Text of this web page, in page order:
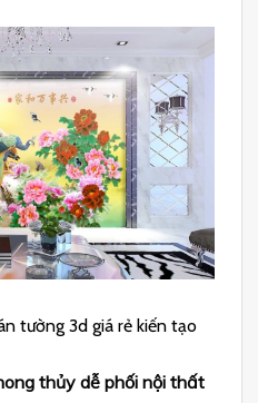
tường 3d giá rẻ kiến tạo
thủy dễ phối nội thất